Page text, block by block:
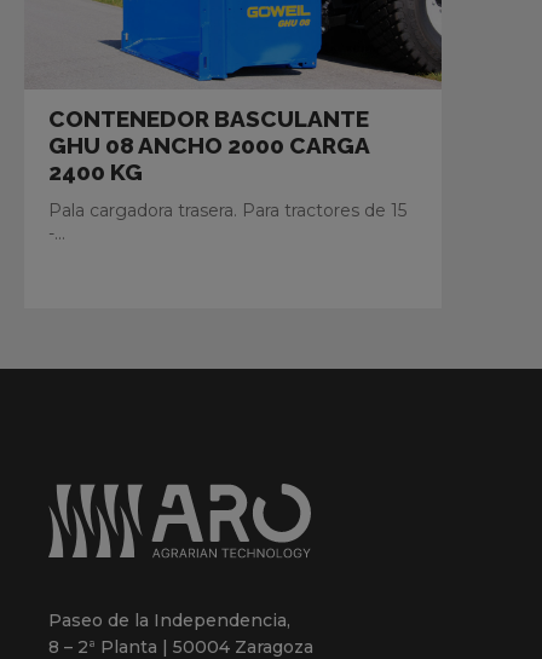
CONTENEDOR BASCULANTE
GHU 08 ANCHO 2000 CARGA
2400 KG
Pala cargadora trasera. Para tractores de 15
-...
Paseo de la Independencia,
8 – 2ª Planta | 50004 Zaragoza